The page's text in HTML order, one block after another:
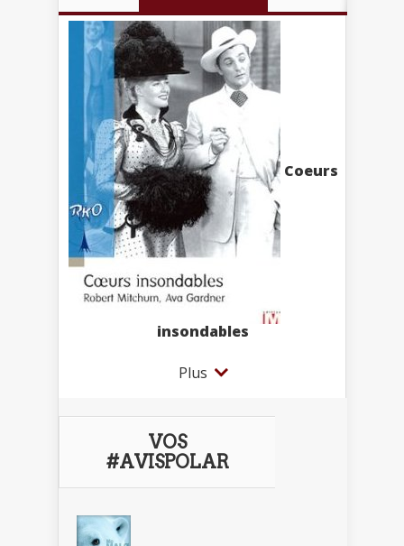
Coeurs
insondables
Plus
VOS
#AVISPOLAR